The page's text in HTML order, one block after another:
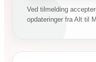
Ved tilmelding
opdateringer fra Alt til